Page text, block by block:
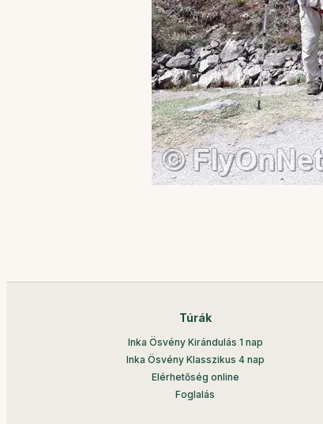
Túrák
Inka Ösvény Kirándulás 1 nap
Inka Ösvény Klasszikus 4 nap
Elérhetőség online
Foglalás